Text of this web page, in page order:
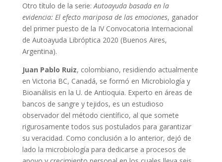
Otro título de la serie:Autoayuda basada en la
evidencia: El efecto mariposa de las emociones, ganador
del primer puesto de la IV Convocatoria Internacional
de Autoayuda Libróptica 2020 (Buenos Aires,
Argentina).
Juan Pablo Ruiz, colombiano, residiendo actualmente
en Victoria BC, Canadá, se formó en Microbiología y
Bioanálisis en la U. de Antioquia. Experto en áreas de
bancos de sangre y tejidos, es un estudioso
observador del método científico, al que somete
rigurosamente todos sus postulados para garantizar
su veracidad. Como conclusión a lo anterior, dejó de
lado la microbiología para dedicarse a procesos de